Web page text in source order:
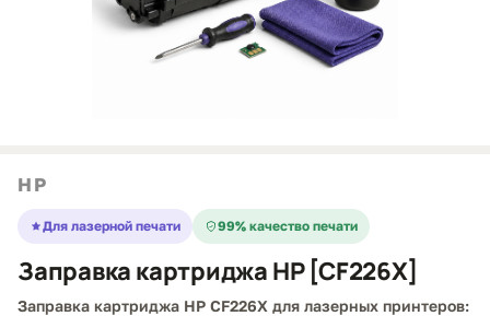
HP
Для лазерной печати 99% качество печати
Заправка картриджа HP [CF226X]
Заправка картриджа HP CF226X для лазерных принтеров: